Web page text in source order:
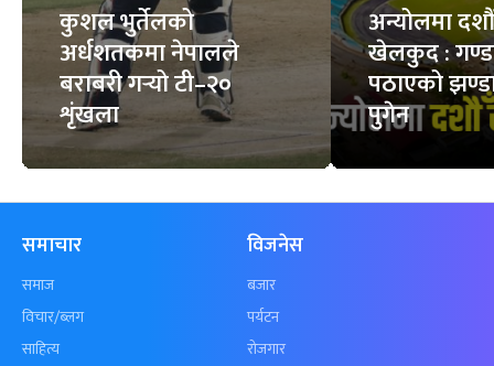
कुशल भुर्तेलको
अर्धशतकमा नेपालले
बराबरी गर्‍यो टी–२०
शृंखला
अन्योलमा दशौँ
खेलकुद :
पठाएको
पुगेन
समाचार
समाज
विचार/ब्लग
साहित्य
विजनेस
बजार
पर्यटन
रोजगार